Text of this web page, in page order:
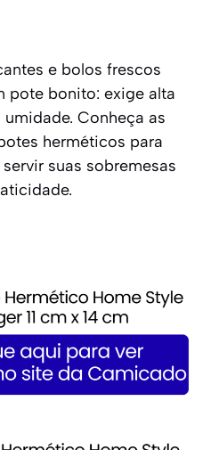
e bolos frescos
pote bonito: exige alta
Conheça as
herméticos para
suas sobremesas